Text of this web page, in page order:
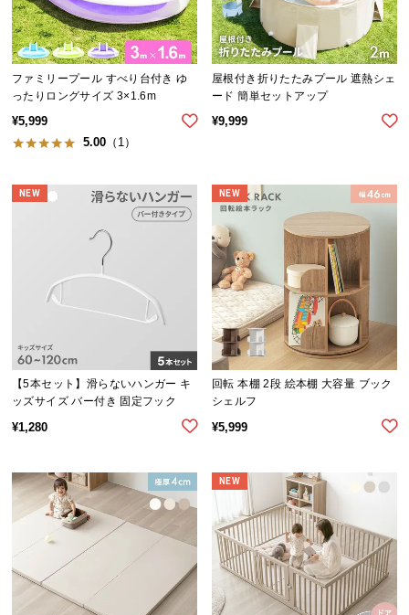
て
返
品・
キ
ャ
ン
ル
に
に
つ
い
員
に
い
ファミリープール すべり台付き ゆ
ったりロングサイズ 3×1.6m
¥5,999
5.00 （1）
屋根付き折りたたみプール 遮熱シェ
ード 簡単セットアップ
¥9,999
【5本セット】滑らないハンガー キ
ッズサイズ バー付き 固定フック
¥1,280
NEW
回転 本棚 2段 絵本棚 大容量 ブック
シェルフ
¥5,999
NEW
NEW